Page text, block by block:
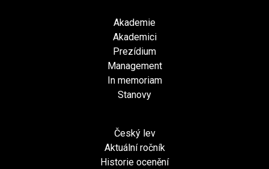
Akademie
Akademici
Prezídium
Management
In memoriam
Stanovy
Český lev
Aktuální ročník
Historie ocenění